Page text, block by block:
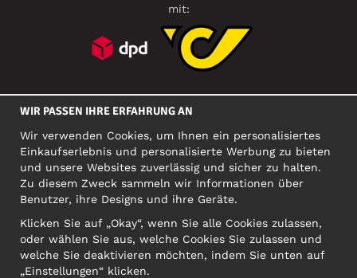
mit:
SOZIALE MEDIEN
FIRMA
Motley Denim Europe OÜ
Narva mnt 5, EE-10117 Tallinn
Org: 12356245, VAT: EE101578318
ACHTUNG! Produktrücksendungen nicht an diese Adresse
schicken!
WIR PASSEN IHRE ERFAHRUNG AN
Wir verwenden Cookies, um Ihnen ein personalisiertes
Einkaufserlebnis und personalisierte Werbung zu bieten
und unsere Websites zuverlässig und sicher zu halten.
Zu diesem Zweck sammeln wir Informationen über
Benutzer, ihre Designs und ihre Geräte.
Klicken Sie auf „Okay“, wenn Sie alle Cookies zulassen,
oder wählen Sie aus, welche Cookies Sie zulassen und
welche Sie deaktivieren möchten, indem Sie unten auf
„Einstellungen“ klicken.